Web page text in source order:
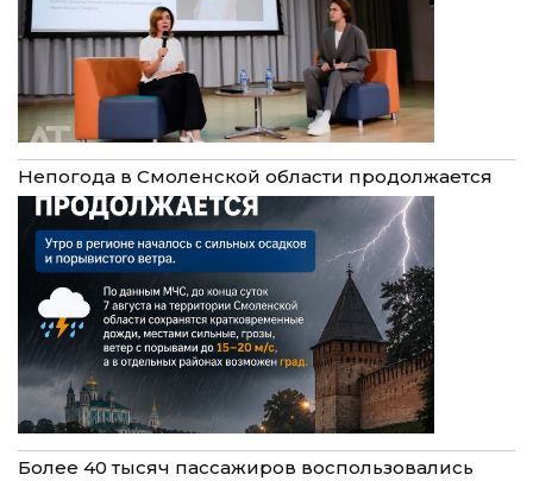
Непогода в Смоленской области продолжается
Более 40 тысяч пассажиров воспользовались